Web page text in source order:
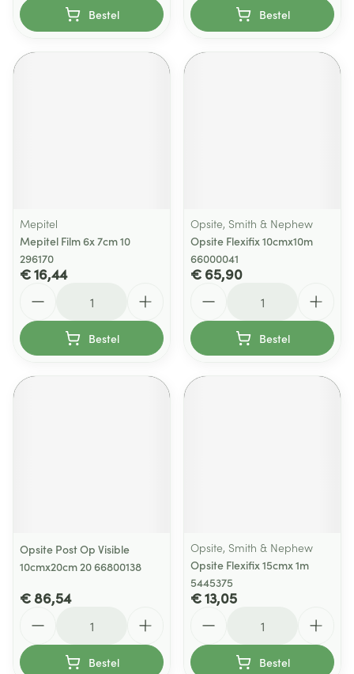
Bestel Bestel
Mepitel
Mepitel Film 6x 7cm 10
296170
€ 16,44
Bestel
Opsite, Smith & Nephew
Opsite Flexifix 10cmx10m
66000041
€ 65,90
Bestel
Opsite Post Op Visible
10cmx20cm 20 66800138
€ 86,54
Bestel
Opsite, Smith & Nephew
Opsite Flexifix 15cmx 1m
5445375
€ 13,05
Bestel